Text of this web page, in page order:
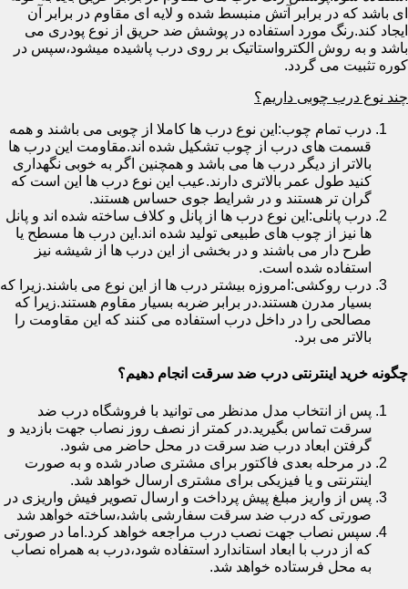
ای باشد که در برابر آتش منبسط شده و لایه ای مقاوم در برابر آن
ایجاد کند.رنگ مورد استفاده در پوشش ضد حریق از نوع پودری می
باشد و به روش الکترواستاتیک بر روی درب پاشیده میشود،سپس در
کوره تثبیت می گردد.
چند نوع درب چوبی داریم؟
درب تمام چوب:این نوع درب ها کاملا از چوبی می باشند و همه
قسمت های درب از چوب تشکیل شده اند.مقاومت این درب ها
بالاتر از دیگر درب ها می باشد و همچنین اگر به خوبی نگهداری
کنید طول عمر بالاتری دارند.عیب این نوع درب ها این است که
گران تر هستند و در شرایط جوی حساس هستند.
درب پانلی:این نوع درب ها از پانل و کلاف ساخته شده اند و پانل
ها نیز از چوب های طبیعی تولید شده اند.این درب ها مسطح یا
طرح دار می باشند و در بخشی از این درب ها از شیشه نیز
استفاده شده است.
درب روکشی:امروزه بیشتر درب ها از این نوع می باشند.زیرا که
بسیار مدرن هستند.در برابر ضربه بسیار مقاوم هستند.زیرا که
مصالحی را در داخل درب استفاده می کنند که این مقاومت را
بالاتر می برد.
چگونه خرید اینترنتی درب ضد سرقت انجام دهیم؟
پس از انتخاب مدل مدنظر می توانید با فروشگاه درب ضد
سرقت تماس بگیرید.در کمتر از نصف روز نصاب جهت بازدید و
گرفتن ابعاد درب ضد سرقت در محل حاضر می شود.
در مرحله بعدی فاکتور برای مشتری صادر شده و به صورت
اینترنتی و یا فیزیکی برای مشتری ارسال خواهد شد.
پس از واریز مبلغ پیش پرداخت و ارسال تصویر فیش واریزی در
صورتی که درب ضد سرقت سفارشی باشد،ساخته خواهد شد
سپس نصاب جهت نصب درب مراجعه خواهد کرد.اما در صورتی
که از درب با ابعاد استاندارد استفاده شود،درب به همراه نصاب
به محل فرستاده خواهد شد.